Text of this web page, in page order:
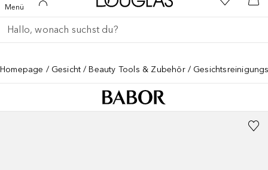
MenüMenü öffnenZu Meinem Kundenkonto
Gehe zurück
Suche ausführen
Homepage Gesicht Beauty Tools & Zubehör